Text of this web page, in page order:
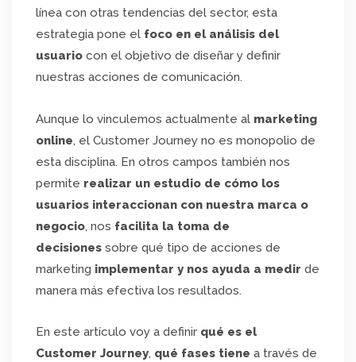
línea con otras tendencias del sector, esta
estrategia pone el foco en el análisis del
usuario con el objetivo de diseñar y definir
nuestras acciones de comunicación.
Aunque lo vinculemos actualmente al marketing
online, el Customer Journey no es monopolio de
esta disciplina. En otros campos también nos
permite realizar un estudio de cómo los
usuarios interaccionan con nuestra marca o
negocio, nos facilita la toma de
decisiones sobre qué tipo de acciones de
marketing implementar y nos ayuda a medir de
manera más efectiva los resultados.
En este artículo voy a definir qué es el
Customer Journey, qué fases tiene a través de